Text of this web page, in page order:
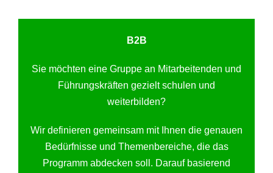
B2B
Sie möchten eine Gruppe an Mitarbeitenden und
Führungskräften gezielt schulen und
weiterbilden?
Wir definieren gemeinsam mit Ihnen die genauen
Bedürfnisse und Themenbereiche, die das
Programm abdecken soll. Darauf basierend